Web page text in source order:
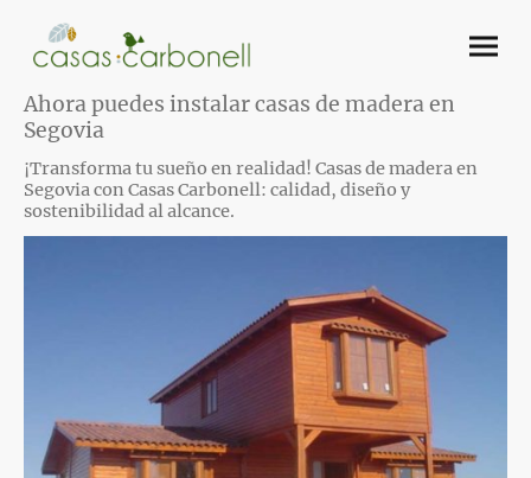
Ahora puedes instalar casas de madera en
Segovia
¡Transforma tu sueño en realidad! Casas de madera en
Segovia con Casas Carbonell: calidad, diseño y
sostenibilidad al alcance.